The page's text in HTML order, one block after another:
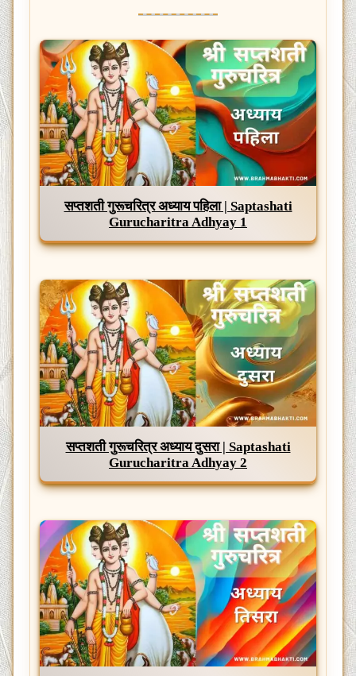
सप्तशती गुरूचरित्र अध्याय पहिला | Saptashati
Gurucharitra Adhyay 1
सप्तशती गुरूचरित्र अध्याय दुसरा | Saptashati
Gurucharitra Adhyay 2